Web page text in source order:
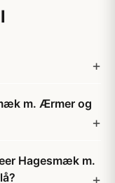
m. Ærmer og
Hagesmæk m.